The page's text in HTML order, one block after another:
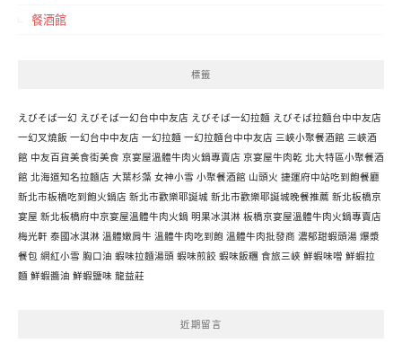
餐酒館
標籤
えびそば一幻 えびそば一幻台中中友店 えびそば一幻拉麵 えびそば拉麵台中中友店
一幻叉燒飯 一幻台中中友店 一幻拉麵 一幻拉麵台中中友店 三峽小聚餐酒館 三峽酒
館 中友百貨美食街美食 京宴屋溫體牛肉火鍋專賣店 京宴屋牛肉乾 北大特區小聚餐酒
館 北海道知名拉麵店 大葉杉藻 女神小雪 小聚餐酒館 山頭火 捷運府中站吃到飽餐廳
新北市板橋吃到飽火鍋店 新北市歡樂耶誕城 新北市歡樂耶誕城晚餐推薦 新北板橋京
宴屋 新北板橋府中京宴屋溫體牛肉火鍋 明果冰淇淋 板橋京宴屋溫體牛肉火鍋專賣店
梅光軒 泰國冰淇淋 溫體嫩肩牛 溫體牛肉吃到飽 溫體牛肉批發商 濃郁甜蝦頭湯 爆漿
餐包 網紅小雪 胸口油 蝦味拉麵湯頭 蝦味煎餃 蝦味飯糰 食旅三峽 鮮蝦味噌 鮮蝦拉
麵 鮮蝦醬油 鮮蝦鹽味 龍益莊
近期留言